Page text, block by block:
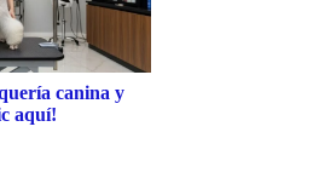
canina y
aquí!